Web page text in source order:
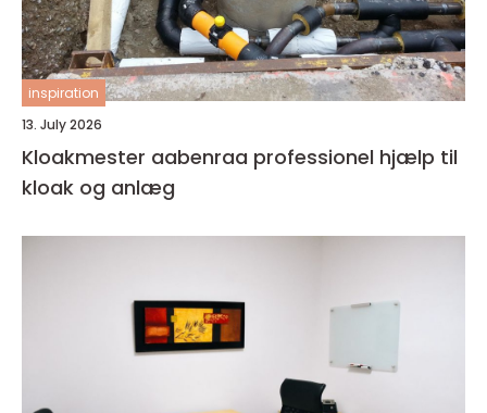
inspiration
13. July 2026
Kloakmester aabenraa professionel hjælp til
kloak og anlæg